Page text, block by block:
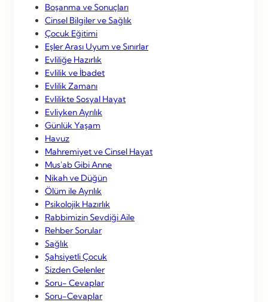
Boşanma ve Sonuçları
Cinsel Bilgiler ve Sağlık
Çocuk Eğitimi
Eşler Arası Uyum ve Sınırlar
Evliliğe Hazırlık
Evlilik ve İbadet
Evlilik Zamanı
Evlilikte Sosyal Hayat
Evliyken Ayrılık
Günlük Yaşam
Havuz
Mahremiyet ve Cinsel Hayat
Mus'ab Gibi Anne
Nikah ve Düğün
Ölüm ile Ayrılık
Psikolojik Hazırlık
Rabbimizin Sevdiği Aile
Rehber Sorular
Sağlık
Şahsiyetli Çocuk
Sizden Gelenler
Soru- Cevaplar
Soru-Cevaplar